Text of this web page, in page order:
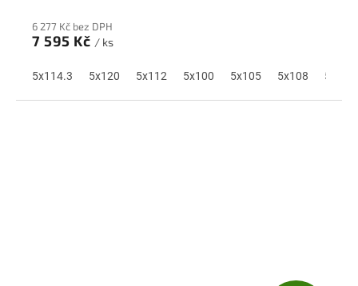
A
6 277 Kč bez DPH
7 595 Kč / ks
5x114.3 5x120 5x112 5x100 5x105 5x108 5x110